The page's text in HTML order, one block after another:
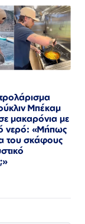
Μπέκαμ
μακαρόνια με
νερό: «Μήπως
του σκάφους